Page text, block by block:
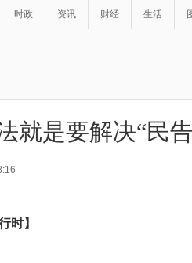
时政 资讯 财经 生活
就是要解决“民
时】